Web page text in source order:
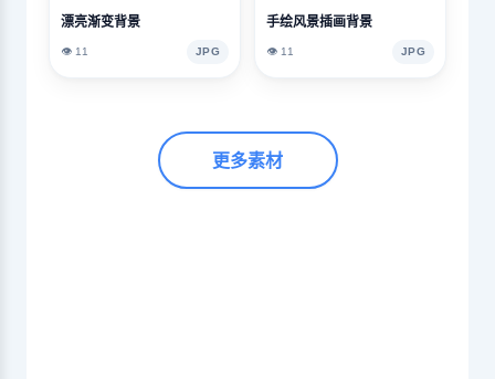
漂亮渐变背景
👁️ 11 JPG
手绘风景插画背景
👁️ 11 JPG
更多素材